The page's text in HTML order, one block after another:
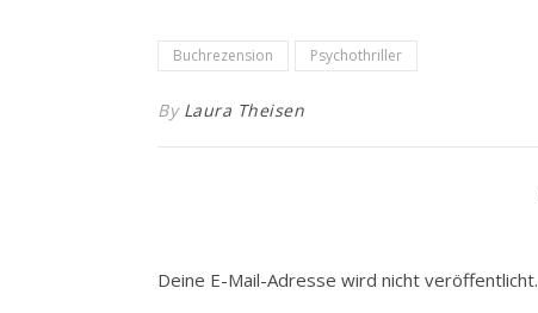
Buchrezension Psychothriller
By Laura Theisen
Deine E-Mail-Adresse wird nicht veröffentlicht.